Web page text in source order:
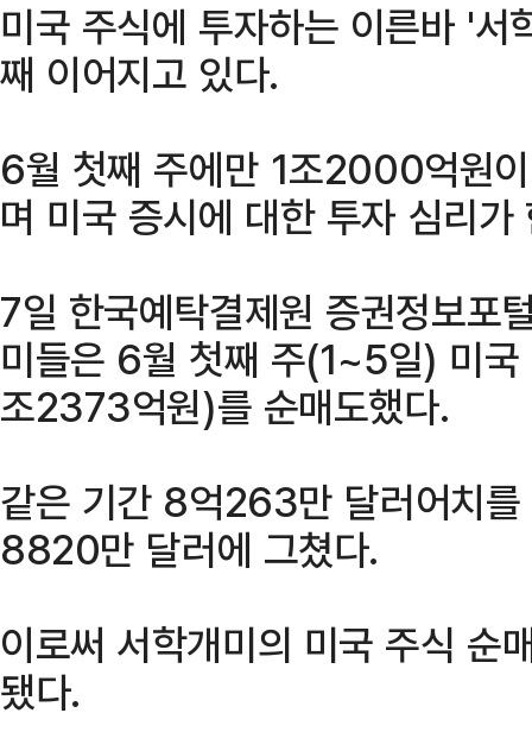
미국 주식에 투자하는 이른바 '
째 이어지고 있다.
6월 첫째 주에만 1조2000억원
며 미국 증시에 대한 투자 심리
7일 한국예탁결제원 증권정보포
미들은 6월 첫째 주(1~5일) 미
조2373억원)를 순매도했다.
같은 기간 8억263만 달러어치
8820만 달러에 그쳤다.
이로써 서학개미의 미국 주식 순
됐다.